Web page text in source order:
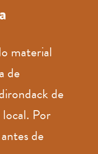
material
de
de
Por
de